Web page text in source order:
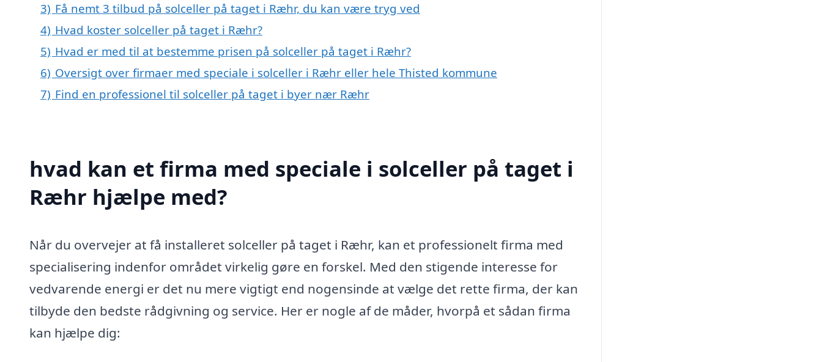
3) Få nemt 3 tilbud på solceller på taget i Ræhr, du kan være tryg ved
4) Hvad koster solceller på taget i Ræhr?
5) Hvad er med til at bestemme prisen på solceller på taget i Ræhr?
6) Oversigt over firmaer med speciale i solceller i Ræhr eller hele Thisted kommune
7) Find en professionel til solceller på taget i byer nær Ræhr
hvad kan et firma med speciale i solceller på taget i
Ræhr hjælpe med?
Når du overvejer at få installeret solceller på taget i Ræhr, kan et professionelt firma med
specialisering indenfor området virkelig gøre en forskel. Med den stigende interesse for
vedvarende energi er det nu mere vigtigt end nogensinde at vælge det rette firma, der kan
tilbyde den bedste rådgivning og service. Her er nogle af de måder, hvorpå et sådan firma
kan hjælpe dig: